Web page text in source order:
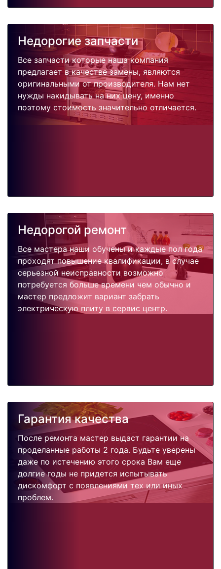
Недорогие запчасти
Все запчасти которые наша компания
предлагает в качестве замены, являются
оригинальными от производителя. Нам нет
нужды накидывать на них цену, именно
поэтому стоимость значительно отличается.
Недорогой ремонт
Все мастера наши обучены и каждые пол года
проходят повышение квалификации, в случае
серьезной неисправности возможно
потребуется больше времени чем обычно и
мастер предложит вариант забрать
электрическую плиту в сервис центр.
Гарантия качества
После ремонта мастер выдаст гарантии на
проделанные работы 2 года. Будьте уверены
даже по истечению этого срока Вам еще
долгие годы не придется испытывать
дискомфорт с появлениями тех или иных
проблем.